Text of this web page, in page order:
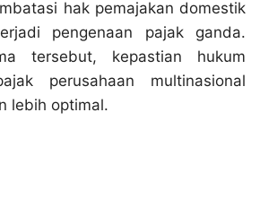
hak pemajakan domestik
pengenaan pajak ganda.
tersebut, kepastian hukum
perusahaan multinasional
lebih optimal.